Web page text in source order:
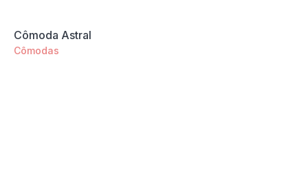
Cômoda Astral
Cômodas